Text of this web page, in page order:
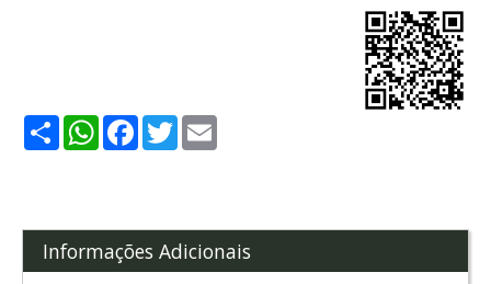
ShareWhatsApp
Facebook
Twitter
Informações Adicionais